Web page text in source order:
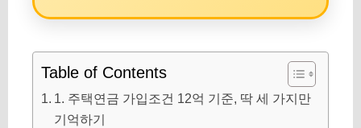
Table of Contents
1. 주택연금 가입조건 12억 기준, 딱 세 가지만
기억하기